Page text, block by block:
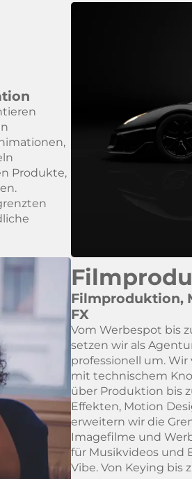
Produkte,
Filmproduktion,
FX
Vom Werbespot bis
setzen wir als
professionell um.
mit technischem
über Produktion bis
Effekten, Motion
erweitern wir die
Imagefilme und
für Musikvideos und
Vibe. Von Keying bis